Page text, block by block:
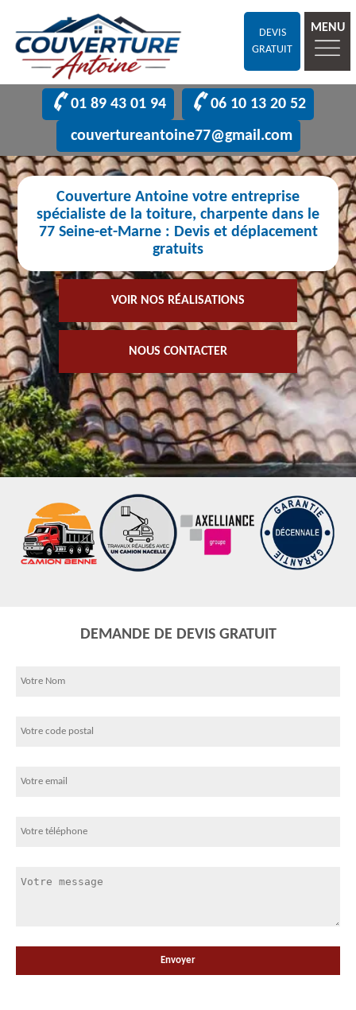
DEVIS
GRATUIT
MENU
01 89 43 01 94
06 10 13 20 52
couvertureantoine77@gmail.com
Couverture Antoine votre entreprise
spécialiste de la toiture, charpente dans le
77 Seine-et-Marne : Devis et déplacement
gratuits
VOIR NOS RÉALISATIONS
NOUS CONTACTER
DEMANDE DE DEVIS GRATUIT